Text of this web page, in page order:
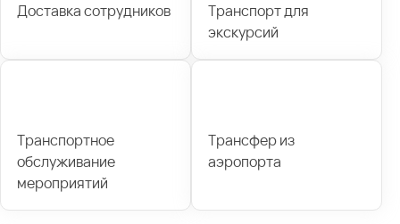
Доставка сотрудников
Транспорт для
экскурсий
Транспортное
обслуживание
мероприятий
Трансфер из
аэропорта